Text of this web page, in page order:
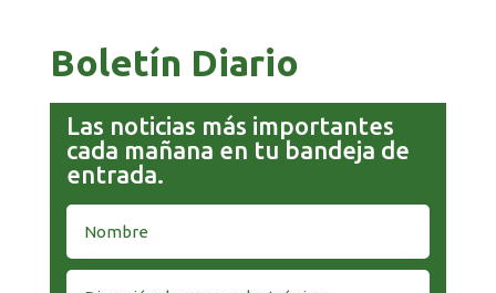
Boletín Diario
Las noticias más importantes
cada mañana en tu bandeja de
entrada.